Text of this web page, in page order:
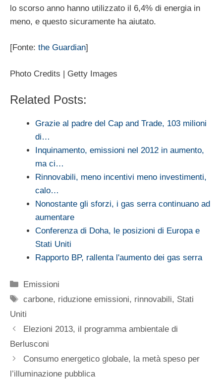
lo scorso anno hanno utilizzato il 6,4% di energia in
meno, e questo sicuramente ha aiutato.
[Fonte: the Guardian]
Photo Credits | Getty Images
Related Posts:
Grazie al padre del Cap and Trade, 103 milioni
di…
Inquinamento, emissioni nel 2012 in aumento,
ma ci…
Rinnovabili, meno incentivi meno investimenti,
calo…
Nonostante gli sforzi, i gas serra continuano ad
aumentare
Conferenza di Doha, le posizioni di Europa e
Stati Uniti
Rapporto BP, rallenta l'aumento dei gas serra
Categorie
Emissioni
Tag
carbone, riduzione emissioni, rinnovabili, Stati
Uniti
Elezioni 2013, il programma ambientale di
Berlusconi
Consumo energetico globale, la metà speso per
l’illuminazione pubblica